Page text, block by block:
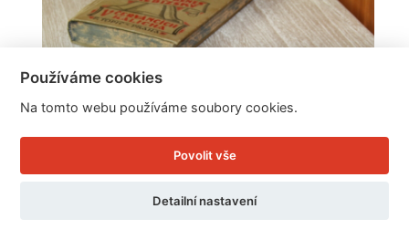
Používáme cookies
Na tomto webu používáme soubory cookies.
Povolit vše
Detailní nastavení